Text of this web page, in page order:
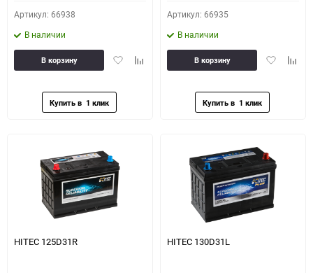
Артикул: 66938
В наличии
ДобавитьДобавить
В корзину
Артикул: 66935
В наличии
Добавить
В корзину
HITEC 125D31R HITEC 130D31L